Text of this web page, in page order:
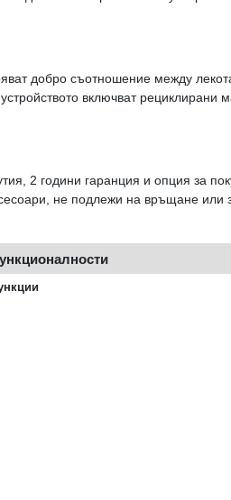
добро съотношение между
включват рециклирани
2 години гаранция и опция за
не подлежи на връщане или